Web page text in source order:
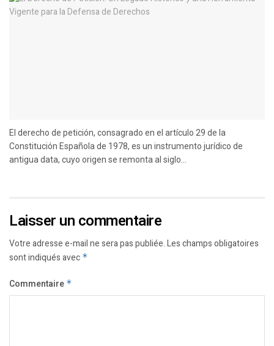
El derecho de petición, consagrado en el artículo 29 de la
Constitución Española de 1978, es un instrumento jurídico de
antigua data, cuyo origen se remonta al siglo...
Laisser un commentaire
Votre adresse e-mail ne sera pas publiée.Les champs obligatoires
sont indiqués avec *
Commentaire *